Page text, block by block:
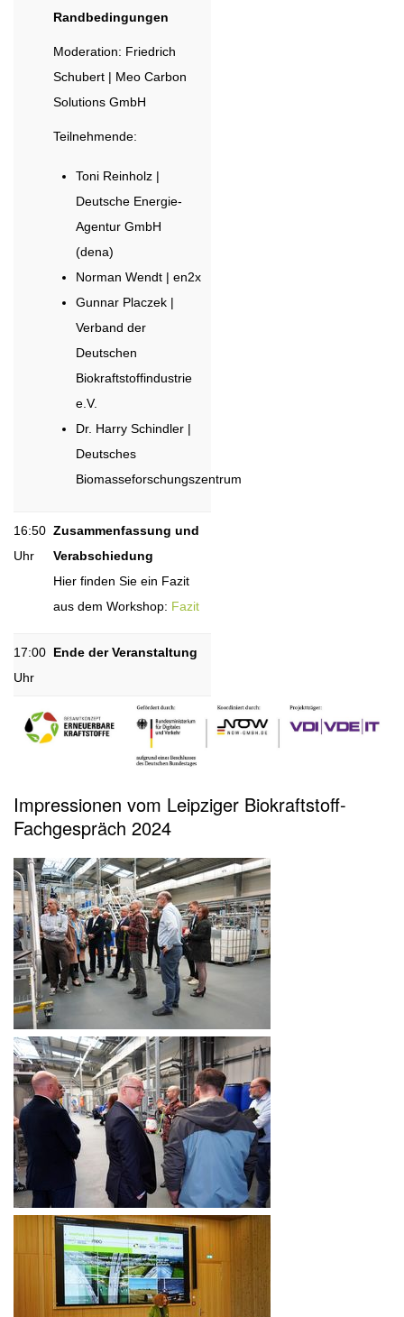
Randbedingungen
Moderation: Friedrich
Schubert | Meo Carbon
Solutions GmbH
Teilnehmende:
Toni Reinholz |
Deutsche Energie-
Agentur GmbH
(dena)
Norman Wendt | en2x
Gunnar Placzek |
Verband der
Deutschen
Biokraftstoffindustrie
e.V.
Dr. Harry Schindler |
Deutsches
Biomasseforschungszentrum
16:50
Uhr
Zusammenfassung und
Verabschiedung
Hier finden Sie ein Fazit
aus dem Workshop: Fazit
17:00
Uhr
Ende der Veranstaltung
Impressionen vom Leipziger Biokraftstoff-
Fachgespräch 2024